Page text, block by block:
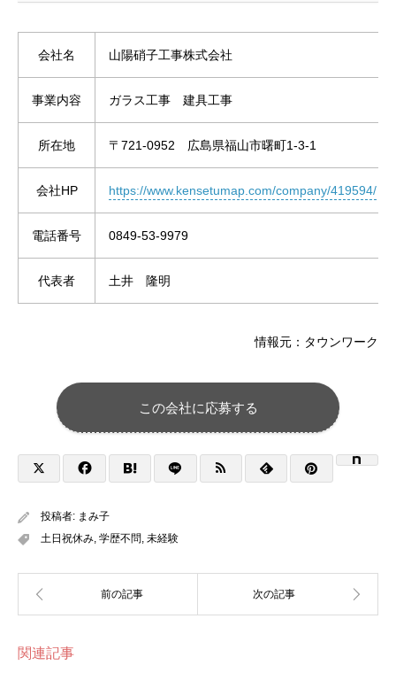
会社名 山陽硝子工事株式会社
事業内容 ガラス工事 建具工事
所在地 〒721-0952 広島県福山市曙町1-3-1
会社HP https://www.kensetumap.com/company/419594/
電話番号 0849-53-9979
代表者 土井 隆明
情報元：タウンワーク
この会社に応募する
投稿者: まみ子
土日祝休み, 学歴不問, 未経験
関連記事